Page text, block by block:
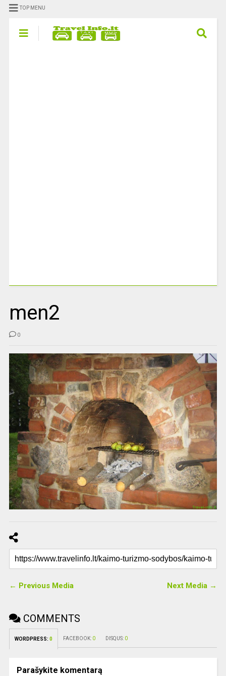
TOP MENU
men2
0
← Previous Media Next Media →
COMMENTS
WORDPRESS: 0 FACEBOOK: 0 DISQUS: 0
Parašykite komentarą